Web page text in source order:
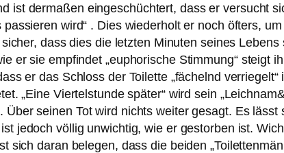
ist dermaßen eingeschüchtert, dass er versucht
wird“ . Dies wiederholt er noch öfters,
dass dies die letzten Minuten seines
er sie empfindet „euphorische Stimmung“
er das Schloss der Toilette „fächelnd
„Eine Viertelstunde später“ wird sein
Über seinen Tot wird nichts weiter gesagt. Es
jedoch völlig unwichtig, wie er gestorben ist.
sich daran belegen, dass die beiden